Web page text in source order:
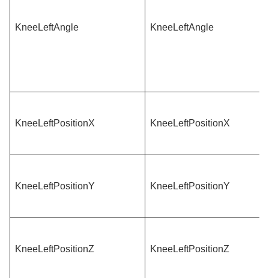
KneeLeftAngle KneeLeftAngle
KneeLeftPositionX KneeLeftPositionX
KneeLeftPositionY KneeLeftPositionY
KneeLeftPositionZ KneeLeftPositionZ